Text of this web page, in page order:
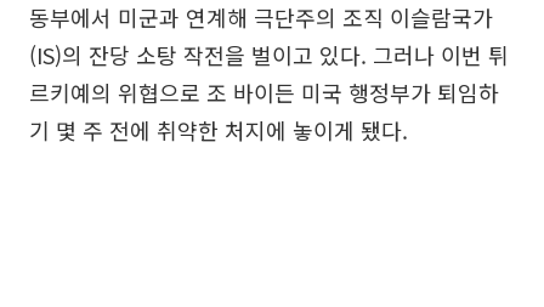
동부에서 미군과 연계해 극단주의 조직 이슬람국가
(IS)의 잔당 소탕 작전을 벌이고 있다. 그러나 이번 튀
르키예의 위협으로 조 바이든 미국 행정부가 퇴임하
기 몇 주 전에 취약한 처지에 놓이게 됐다.